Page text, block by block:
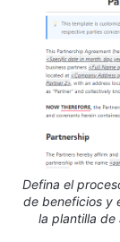
Defina el
de beneficios y
la plantilla